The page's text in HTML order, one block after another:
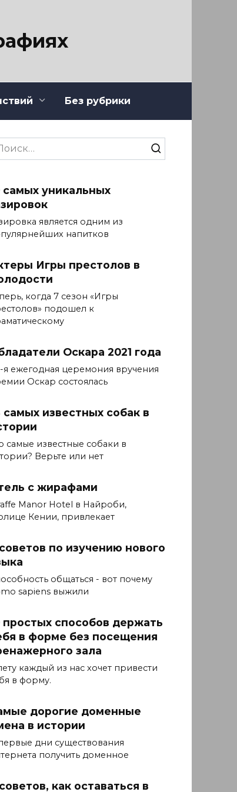
Без рубрики
самых уникальных
является одним из
напитков
Игры престолов в
когда 7 сезон «Игры
подошел к
Оскара 2021 года
я ежегодная церемония вручения
Оскар состоялась
самых известных собак в
самые известные собаки в
Верьте или нет
с жирафами
Manor Hotel в Найроби,
Кении, привлекает
по изучению нового
общаться - вот почему
sapiens выжили
простых способов держать
в форме без посещения
зала
каждый из нас хочет привести
в форму.
дорогие доменные
в истории
дни существования
получить доменное
как оставаться в